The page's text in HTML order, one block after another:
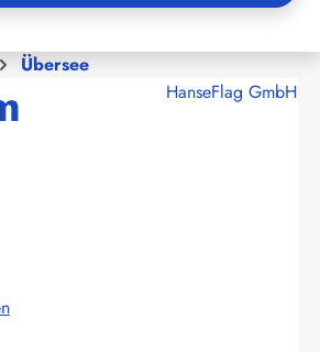
Übersee
HanseFlag GmbH